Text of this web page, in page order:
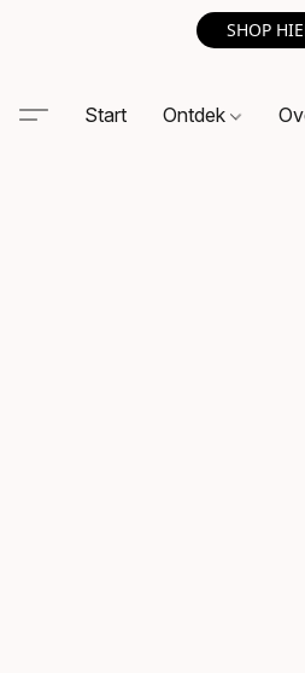
SHOP
Start Ontdek